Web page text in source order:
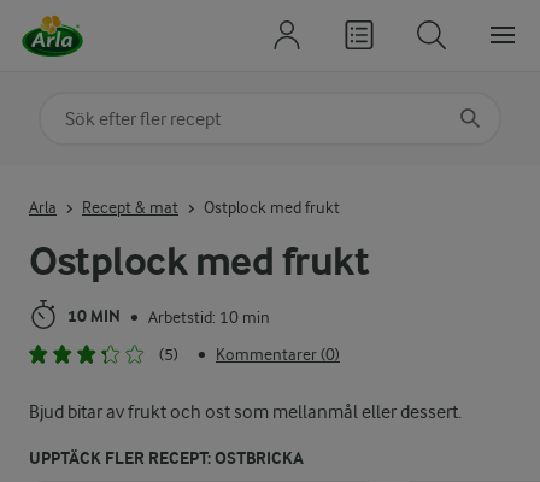
Ostplock med frukt
10 MIN • Arbetstid: 10 min
(5)
• Kommentarer (0)
Bjud bitar av frukt och ost som mellanmål eller dessert.
UPPTÄCK FLER RECEPT: OSTBRICKA
Arla Recept & mat Ostplock med frukt
Sök på kategori eller ingrediens